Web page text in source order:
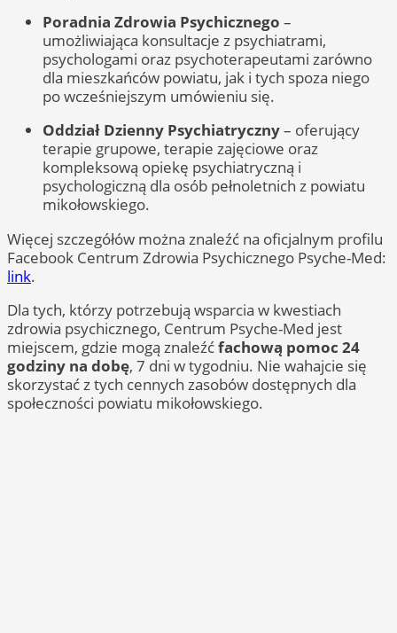
Poradnia Zdrowia Psychicznego –
umożliwiająca konsultacje z psychiatrami,
psychologami oraz psychoterapeutami zarówno
dla mieszkańców powiatu, jak i tych spoza niego
po wcześniejszym umówieniu się.
Oddział Dzienny Psychiatryczny– oferujący
terapie grupowe, terapie zajęciowe oraz
kompleksową opiekę psychiatryczną i
psychologiczną dla osób pełnoletnich z powiatu
mikołowskiego.
Więcej szczegółów można znaleźć na oficjalnym profilu
Facebook Centrum Zdrowia Psychicznego Psyche-Med:
link.
Dla tych, którzy potrzebują wsparcia w kwestiach
zdrowia psychicznego, Centrum Psyche-Med jest
miejscem, gdzie mogą znaleźćfachową pomoc 24
godziny na dobę, 7 dni w tygodniu. Nie wahajcie się
skorzystać z tych cennych zasobów dostępnych dla
społeczności powiatu mikołowskiego.